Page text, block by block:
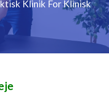
Klinik For Klinisk